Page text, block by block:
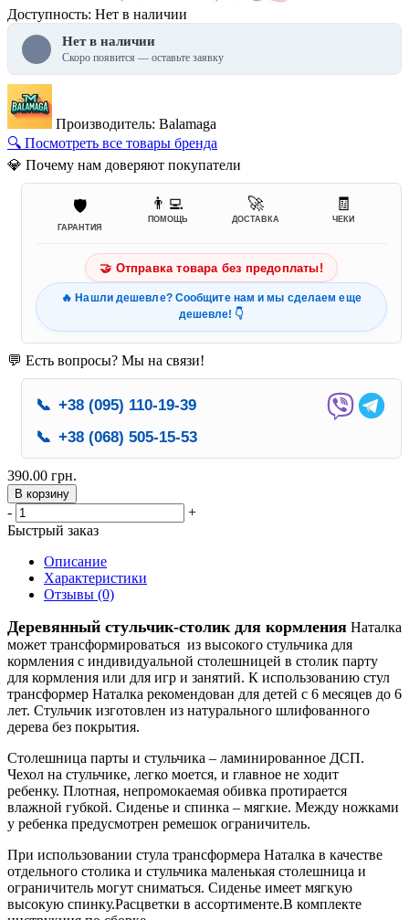
Доступность: Нет в наличии
Нет в наличии
Скоро появится — оставьте заявку
Производитель: Balamaga
🔍 Посмотреть все товары бренда
💎 Почему нам доверяют покупатели
🛡️
ГАРАНТИЯ
👨‍💻
ПОМОЩЬ
🚀
ДОСТАВКА
🧾
ЧЕКИ
🤝 Отправка товара без предоплаты!
🔥 Нашли дешевле? Сообщите нам и мы сделаем еще
дешевле! 👇
💬 Есть вопросы? Мы на связи!
📞 +38 (095) 110-19-39
📞 +38 (068) 505-15-53
390.00 грн.
В корзину
-
+
Быстрый заказ
Описание
Характеристики
Отзывы (0)
Деревянный стульчик-столик для кормления Наталка
может трансформироваться из высокого стульчика для
кормления с индивидуальной столешницей в столик парту
для кормления или для игр и занятий. К использованию стул
трансформер Наталка рекомендован для детей с 6 месяцев до 6
лет. Стульчик изготовлен из натурального шлифованного
дерева без покрытия.
Столешница парты и стульчика – ламинированное ДСП.
Чехол на стульчике, легко моется, и главное не ходит
ребенку. Плотная, непромокаемая обивка протирается
влажной губкой. Сиденье и спинка – мягкие. Между ножками
у ребенка предусмотрен ремешок ограничитель.
При использовании стула трансформера Наталка в качестве
отдельного столика и стульчика маленькая столешница и
ограничитель могут сниматься. Сиденье имеет мягкую
высокую спинку.Расцветки в ассортименте.В комплекте